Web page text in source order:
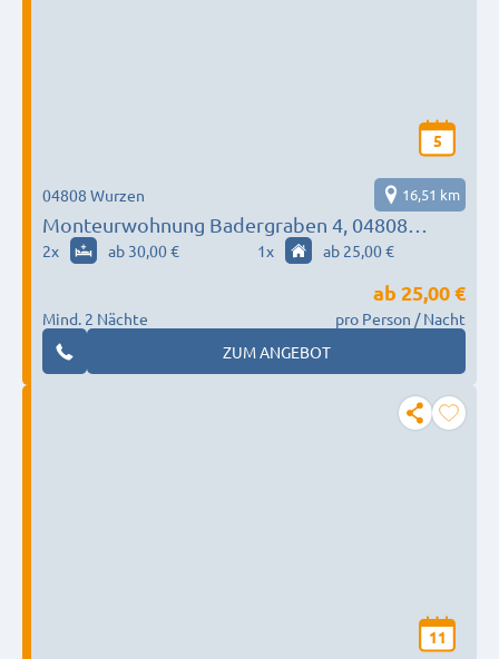
5
Monteurwohnung Badergraben 4, 04808
Wurzen
04808 Wurzen 16,51 km
2x ab 30,00 € 1x ab 25,00 €
Mind. 2 Nächte
ab 25,00 €
pro Person / Nacht
ZUM ANGEBOT
11